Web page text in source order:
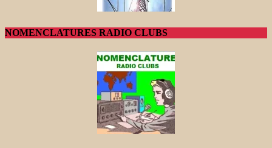
NOMENCLATURES RADIO CLUBS